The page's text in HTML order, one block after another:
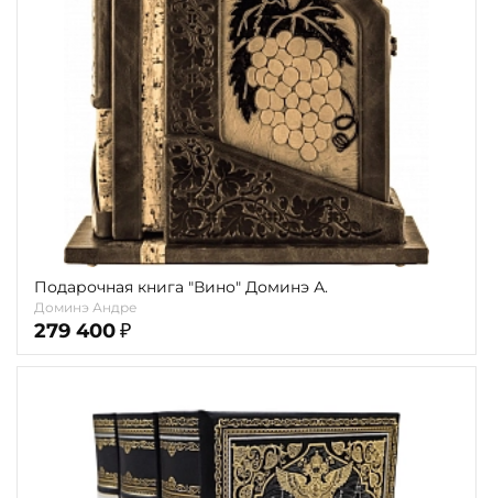
Подарочная книга "Вино" Доминэ А.
Доминэ Андре
279 400 ₽